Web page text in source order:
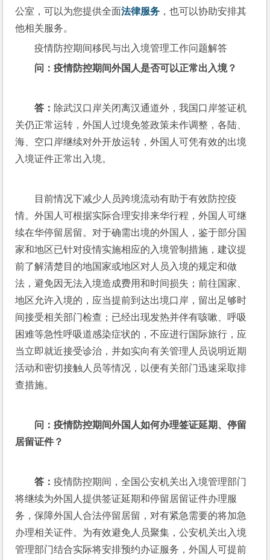
公室，可以为您提供全面法律服务 ，也可以协助安排其
他相关服务。
疫情防控期间移民与出入境管理工作问题解答
问：疫情防控期间外国人是否可以正常出入境？
答： 除武汉口岸关闭离汉通道外，我国口岸签证机
关仍正常运转，外国人过境免签政策未作调整，各陆、
海、空口岸继续对外开放运转，外国人可凭有效的出境
入境证件正常出入境。
目前情况下减少人员跨境流动有助于有效防控疫
情。外国人可根据实际合理安排来华行程，外国人可继
续在华停留居留。对于确需出境的外国人，鉴于部分国
家和地区已针对疫情实施相应的入境管制措施，建议提
前了解清楚目的地国家或地区对人员入境的规定和做
法，避免因无法入境造成费用和时间损失；前往国家、
地区允许入境的，应当提前到达出境口岸，留出足够时
间接受相关部门检查；已经出现发热并伴有咳嗽、呼吸
困难等急性呼吸道感染症状的，不应进行国际旅行，应
当立即就近接受诊治，并如实向有关管理人员说明近期
活动和密切接触人员等情况，以便有关部门迅速采取排
查措施。
问：疫情防控期间外国人如何办理签证延期、停留
居留证件？
答：疫情防控期间，全国公安机关出入境管理部门
将继续为外国人提供签证延期和停留居留证件办理服
务，保障外国人合法停留居留，对有紧急需要的将加急
办理相关证件。为有效避免人员聚集，公安机关出入境
管理部门结合实际将安排预约办证服务，外国人可提前